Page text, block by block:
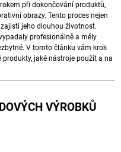
při dokončování produktů,
obrazy. Tento proces nejen
jeho dlouhou životnost.
profesionálně a měly
V tomto článku vám krok
jaké nástroje použít a na
VÝROBKŮ